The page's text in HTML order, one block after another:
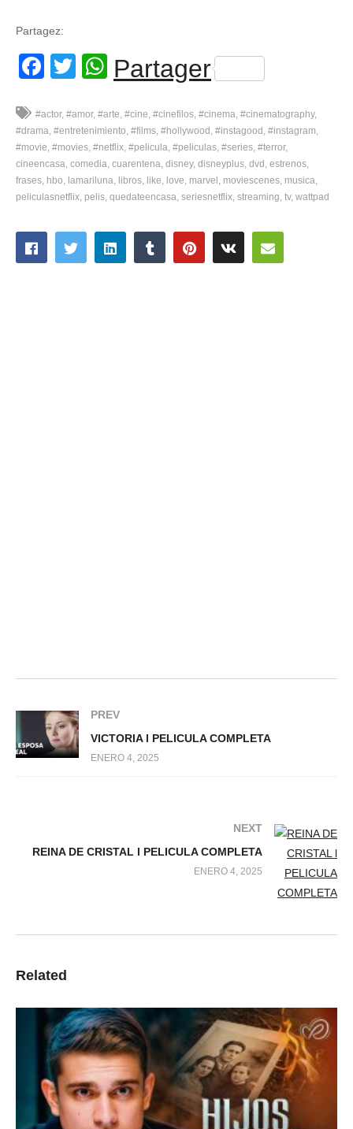
Partagez:
Facebook
Twitter
WhatsApp
Partager
#actor #amor #arte #cine #cinefilos #cinema #cinematography
#drama #entretenimiento #films #hollywood #instagood #instagram
#movie #movies #netflix #pelicula #peliculas #series #terror
cineencasa comedia cuarentena disney disneyplus dvd estrenos
frases hbo lamariluna libros like love marvel moviescenes musica
peliculasnetflix pelis quedateencasa seriesnetflix streaming tv wattpad
PREV
VICTORIA l PELICULA COMPLETA
ENERO 4, 2025
NEXT
REINA DE CRISTAL l PELICULA COMPLETA
ENERO 4, 2025
Related